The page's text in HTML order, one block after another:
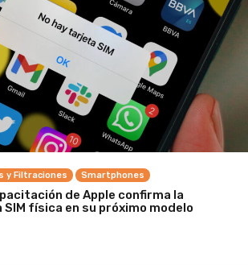
y Filtraciones Smartphones
de Apple confirma la
SIM física en su próximo modelo